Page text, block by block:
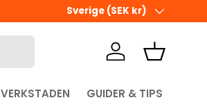
Ute i sista minuten? Välj
Land/Region
Sverige (SEK kr)
Logga inKorg
VERKSTADEN GUIDER & TIPS